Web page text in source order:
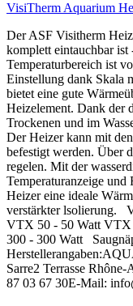
VisiTherm Aquarium
Der ASF Visitherm
komplett eintauchbar
Temperaturbereich ist
Einstellung dank Skala
bietet eine gute
Heizelement. Dank der
Trockenen und im
Der Heizer kann mit
befestigt werden. Über
regelen. Mit der
Temperaturanzeige
Heizer eine ideale
verstärkter lsolierung.
VTX 50 - 50 Watt
300 - 300 Watt
Sarre2 Terrasse
87 03 67 30E-Mail: